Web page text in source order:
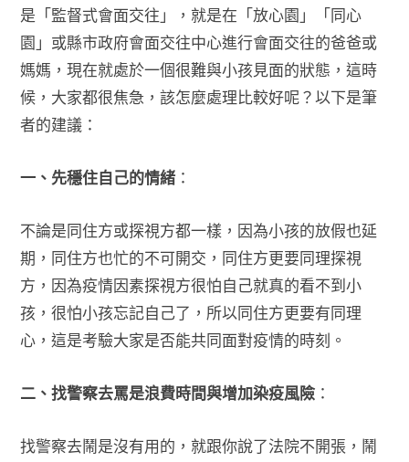
是「監督式會面交往」，就是在「放心園」「同心
園」或縣市政府會面交往中心進行會面交往的爸爸或
媽媽，現在就處於一個很難與小孩見面的狀態，這時
候，大家都很焦急，該怎麼處理比較好呢？以下是筆
者的建議：
一、先穩住自己的情緒 ：
不論是同住方或探視方都一樣，因為小孩的放假也延
期，同住方也忙的不可開交，同住方更要同理探視
方，因為疫情因素探視方很怕自己就真的看不到小
孩，很怕小孩忘記自己了，所以同住方更要有同理
心，這是考驗大家是否能共同面對疫情的時刻。
二、找警察去罵是浪費時間與增加染疫風險 ：
找警察去鬧是沒有用的，就跟你說了法院不開張，鬧